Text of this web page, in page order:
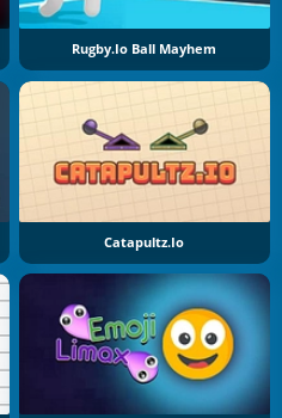
Rugby.io Ball Mayhem
Catapultz.io